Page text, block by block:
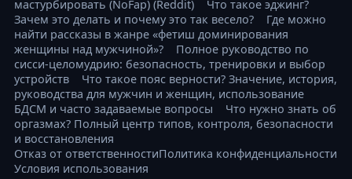
мастурбировать (NoFap) (Reddit)
Что такое эджинг?
Зачем это делать и почему это так весело?
Где можно
найти рассказы в жанре «фетиш доминирования
женщины над мужчиной»?
Полное руководство по
сисси-целомудрию: безопасность, тренировки и выбор
устройств
Что такое пояс верности? Значение, история,
руководства для мужчин и женщин, использование
БДСМ и часто задаваемые вопросы
Что нужно знать об
оргазмах? Полный центр типов, контроля, безопасности
и восстановления
Отказ от ответственностиПолитика конфиденциальности
Условия использования